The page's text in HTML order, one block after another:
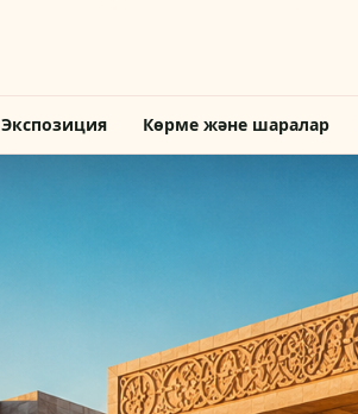
Экспозиция Көрме және шаралар